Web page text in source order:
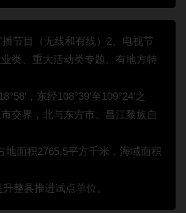
节目（无线和有线）2、电视节
类、重大活动类专题、有地方特
，东经108°39′至109°24′之
交界，北与东方市、昌江黎族自
地面积2765.5平方千米，海域面积
整县推进试点单位。